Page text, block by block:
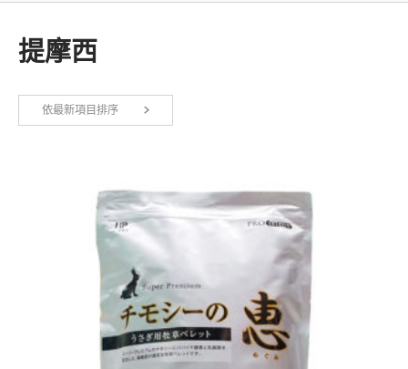
提摩西
依最新項目排序